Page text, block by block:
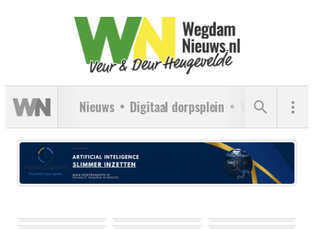
Nieuws Digitaal dorpsplein Verenigingen